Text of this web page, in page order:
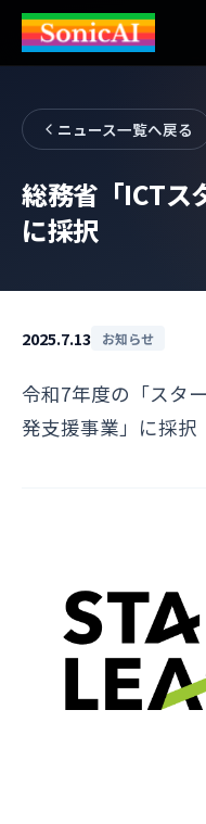
ニュース一覧へ戻る
総務省「ICTス
に採択
2025.7.13 お知らせ
令和7年度の「スタ
発支援事業」に採択